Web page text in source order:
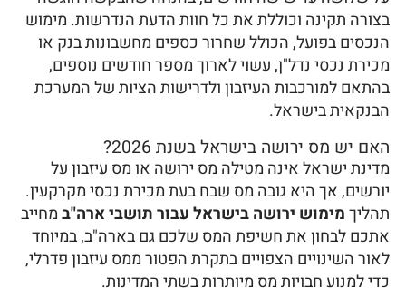
בצורה תקינה וכוללת את כל חוות הדעת הנדרשות. מימוש
הנכסים בפועל, הכולל שחרור כספים מחשבונות בנק או
מכירת נכסי נדל"ן, עשוי לארוך מספר חודשים נוספים,
בהתאם למורכבות העיזבון ולדרישות הציות של המערכת
הבנקאית בישראל.
האם יש מס ירושה בישראל בשנת 2026?
מדינת ישראל אינה מטילה מס ירושה או מס עיזבון על
יורשים, אך היא גובה מס שבח בעת מכירת נכסי מקרקעין.
תהליךמימוש ירושה בישראל עבור תושבי ארה"במחייב
אתכם לבחון את חשיפת המס שלכם גם בארה"ב, במיוחד
לאור השינויים הצפויים בתקרת הפטור ממס עיזבון פדרלי,
כדי למנוע חבויות מס מיותרות בשתי המדינות.